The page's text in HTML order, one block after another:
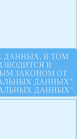
ДАННЫХ, В ТОМ
В
ЗАКОНОМ ОТ
ДАННЫХ",
ДАННЫХ".